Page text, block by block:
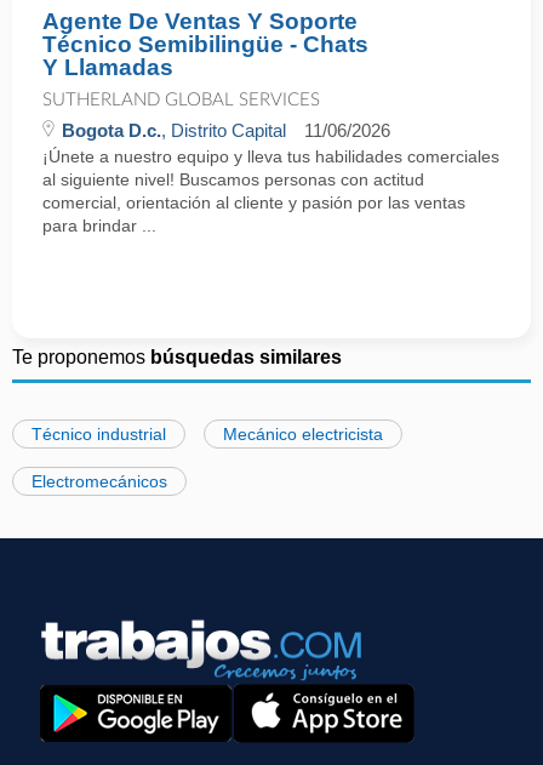
Agente De Ventas Y Soporte
Técnico Semibilingüe - Chats
Y Llamadas
SUTHERLAND GLOBAL SERVICES
Bogota D.c., Distrito Capital 11/06/2026
¡Únete a nuestro equipo y lleva tus habilidades comerciales
al siguiente nivel! Buscamos personas con actitud
comercial, orientación al cliente y pasión por las ventas
para brindar ...
Te proponemos búsquedas similares
Técnico industrial Mecánico electricista
Electromecánicos